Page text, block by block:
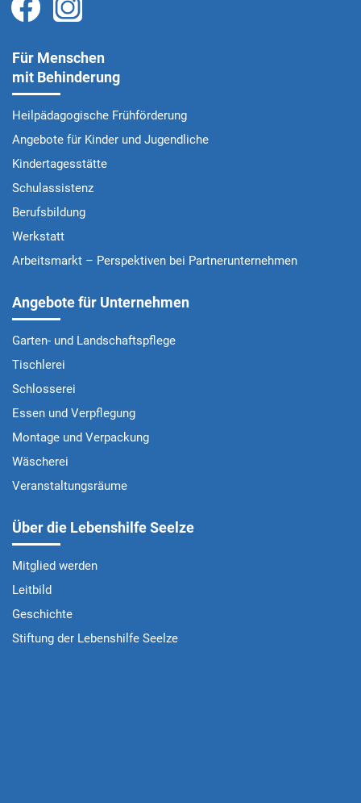
Für Menschen
mit Behinderung
Heilpädagogische Frühförderung
Angebote für Kinder und Jugendliche
Kindertagesstätte
Schulassistenz
Berufsbildung
Werkstatt
Arbeitsmarkt – Perspektiven bei Partnerunternehmen
Angebote für Unternehmen
Garten- und Landschaftspflege
Tischlerei
Schlosserei
Essen und Verpflegung
Montage und Verpackung
Wäscherei
Veranstaltungsräume
Über die Lebenshilfe Seelze
Mitglied werden
Leitbild
Geschichte
Stiftung der Lebenshilfe Seelze